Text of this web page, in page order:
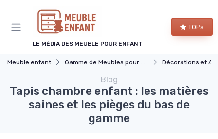
LE MÉDIA DES MEUBLE POUR ENFANT
TOPs
Meuble enfant Gamme de Meubles pour Enfants Décorations et Accessoires
Blog
Tapis chambre enfant : les matières
saines et les pièges du bas de
gamme